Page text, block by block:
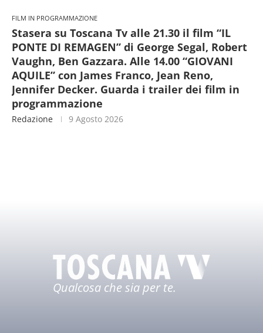
FILM IN PROGRAMMAZIONE
Stasera su Toscana Tv alle 21.30 il film “IL
PONTE DI REMAGEN” di George Segal, Robert
Vaughn, Ben Gazzara. Alle 14.00 “GIOVANI
AQUILE” con James Franco, Jean Reno,
Jennifer Decker. Guarda i trailer dei film in
programmazione
Redazione 9 Agosto 2026
Qualcosa che sia per te.